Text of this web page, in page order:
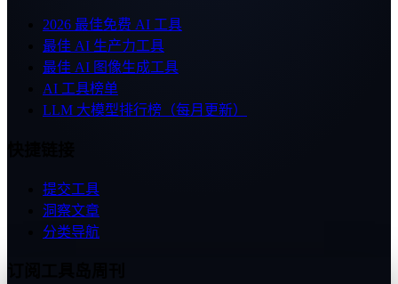
2026 最佳免费 AI 工具
最佳 AI 生产力工具
最佳 AI 图像生成工具
AI 工具榜单
LLM 大模型排行榜（每月更新）
提交工具
洞察文章
分类导航